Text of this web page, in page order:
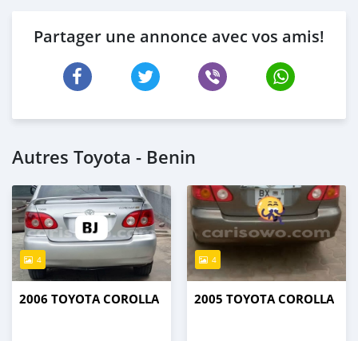
Partager une annonce avec vos amis!
Autres Toyota - Benin
4
2006 TOYOTA COROLLA
4
2005 TOYOTA COROLLA